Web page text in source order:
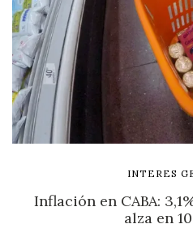
INTERES
Inflación en CABA:
alza en